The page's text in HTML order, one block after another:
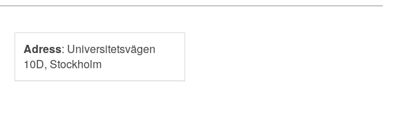
Adress: Universitetsvägen
10D, Stockholm